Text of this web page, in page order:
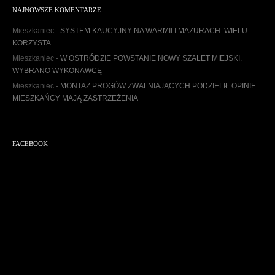
w
u
NAJNOWSZE KOMENTARZE
Mieszkaniec - SYSTEM KAUCYJNY NA WARMII I MAZURACH. WIELU
KORZYSTA
Mieszkaniec - W OSTRÓDZIE POWSTANIE NOWY SZALET MIEJSKI.
WYBRANO WYKONAWCĘ
Mieszkaniec - MONTAŻ PROGÓW ZWALNIAJĄCYCH PODZIELIŁ OPINIE.
MIESZKAŃCY MAJĄ ZASTRZEŻENIA
FACEBOOK